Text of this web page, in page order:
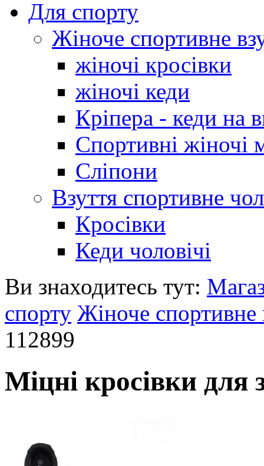
Для спорту
Жіноче спортивне
жіночі кросівки
жіночі кеди
Кріпера - кеди на
Спортивні жіночі
Сліпони
Взуття спортивне
Кросівки
Кеди чоловічі
Ви знаходитесь тут:
спорту Жіноче спортивне
112899
Міцні кросівки для